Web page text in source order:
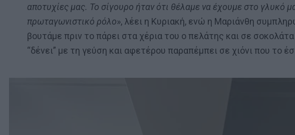
αποτυχίες μας. Το σίγουρο ήταν ότι θέλαμε να έχουμε στο γλυκό
πρωταγωνιστικό ρόλο», λέει η Κυριακή, ενώ η Μαριάνθη
βουτάμε πριν το πάρει στα χέρια του ο πελάτης και σε
“δένει” με τη γεύση και αφετέρου παραπέμπει σε χιόνι που το